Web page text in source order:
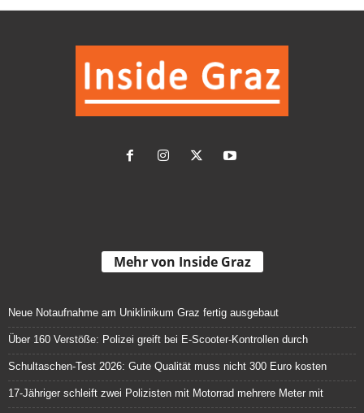
Mehr von Inside Graz
Neue Notaufnahme am Uniklinikum Graz fertig ausgebaut
Über 160 Verstöße: Polizei greift bei E-Scooter-Kontrollen durch
Schultaschen-Test 2026: Gute Qualität muss nicht 300 Euro kosten
17-Jähriger schleift zwei Polizisten mit Motorrad mehrere Meter mit